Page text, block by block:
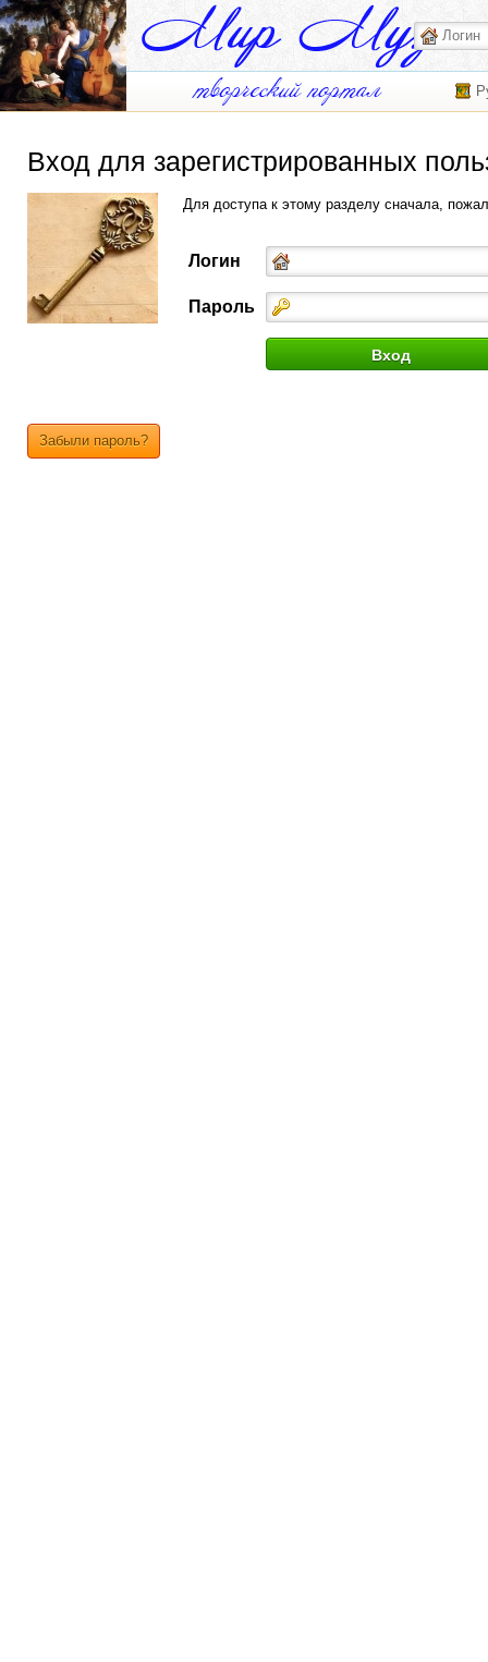
Вход для зарегистрированных
Для доступа к этому разделу сначала,
Логин
Пароль
Забыли пароль?